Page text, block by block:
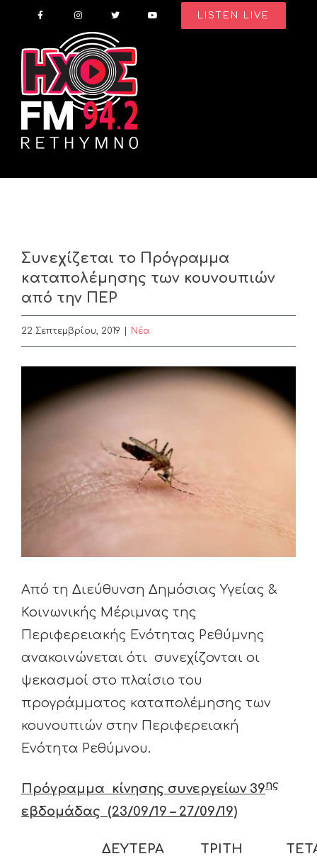
content
LISTEN LIVE
Συνεχίζεται το Πρόγραμμα
καταπολέμησης των κουνουπιών
από την ΠΕΡ
22 Σεπτεμβρίου, 2019 Nέα
Larger
Image
Από τη Διεύθυνση Δημόσιας Υγείας &
Κοινωνικής Μέριμνας της
Περιφερειακής Ενότητας Ρεθύμνης
ανακοινώνεται ότι συνεχίζονται οι
ψεκασμοί στο πλαίσιο του
προγράμματος καταπολέμησης των
κουνουπιών στην Περιφερειακή
Ενότητα Ρεθύμνου.
Πρόγραμμα κίνησης συνεργείων 39ης
εβδομάδας (23/09/19 – 27/09/19)
ΔΕΥΤΕΡΑ ΤΡΙΤΗ